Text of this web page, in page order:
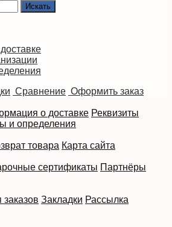
Сравнение Оформить заказ
о доставке Реквизиты
и определения
товара Карта сайта
сертификаты Партнёры
заказов Закладки Рассылка